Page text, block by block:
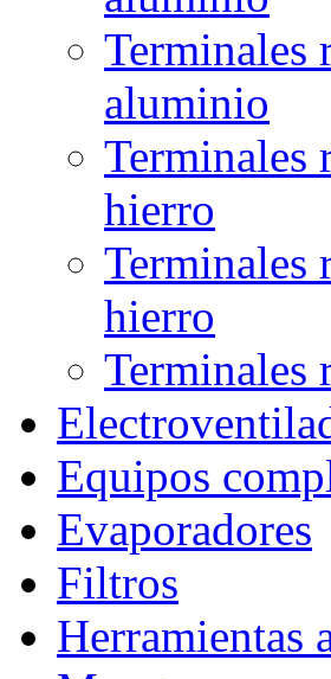
Terminales
aluminio
Terminales
hierro
Terminales
hierro
Terminales
Equipos
Evaporadores
Filtros
Herramientas